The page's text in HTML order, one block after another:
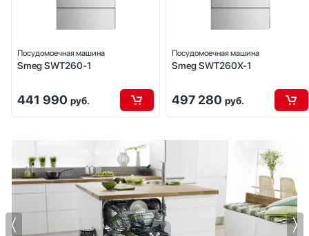
Посудомоечная машина
Smeg SWT260-1
441 990 руб.
Посудомоечная машина
Smeg SWT260X-1
497 280 руб.